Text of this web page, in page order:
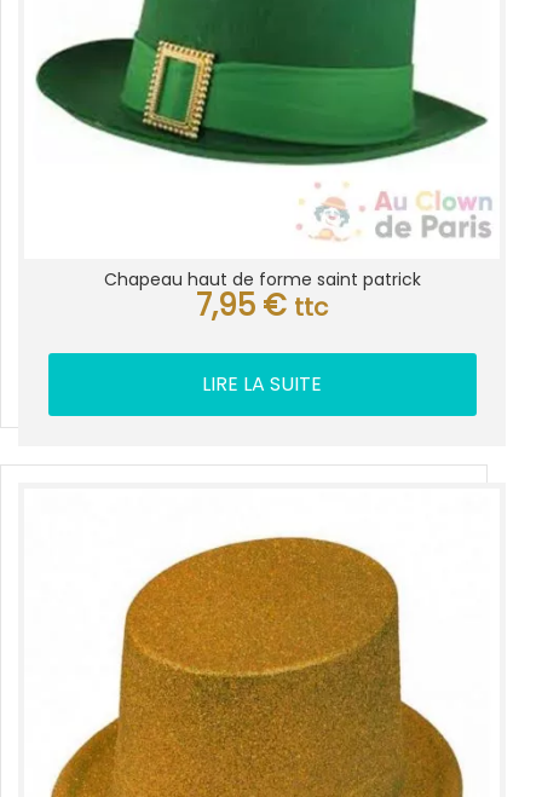
Chapeau haut de forme saint patrick
7,95 € ttc
LIRE LA SUITE